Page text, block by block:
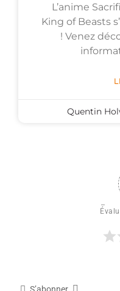
L’anime
King of Beasts
! Venez
Quentin